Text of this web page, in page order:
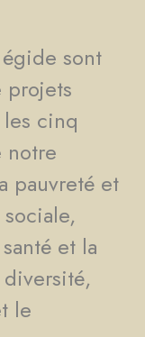
sont
projets
cinq
notre
pauvreté et
et la
le